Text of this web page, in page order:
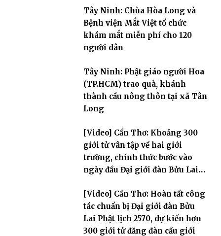
Tây Ninh: Chùa Hòa Long và
Bệnh viện Mắt Việt tổ chức
khám mắt miễn phí cho 120
người dân
Tây Ninh: Phật giáo người Hoa
(TP.HCM) trao quà, khánh
thành cầu nông thôn tại xã Tân
Long
[Video] Cần Thơ: Khoảng 300
giới tử vân tập về hai giới
trường, chính thức bước vào
ngày đầu Đại giới đàn Bửu Lai
[Video] Cần Thơ: Hoàn tất công
tác chuẩn bị Đại giới đàn Bửu
Lai Phật lịch 2570, dự kiến hơn
300 giới tử đăng đàn cầu giới